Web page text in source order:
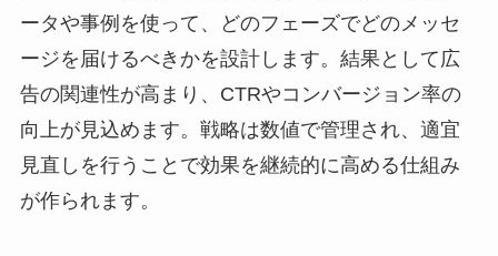
ータや事例を使って、どのフェーズでどのメッセ
ージを届けるべきかを設計します。結果として広
告の関連性が高まり、CTRやコンバージョン率の
向上が見込めます。戦略は数値で管理され、適宜
見直しを行うことで効果を継続的に高める仕組み
が作られます。